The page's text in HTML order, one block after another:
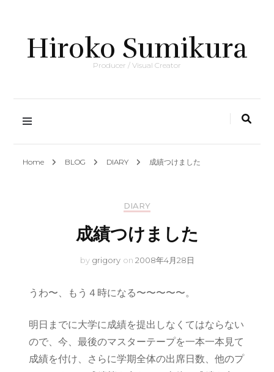
Hiroko Sumikura
Producer / Visual Creator
Home BLOG DIARY 成績つけました
DIARY
成績つけました
by grigory on 2008年4月28日
うわ〜、もう４時になる〜〜〜〜〜。
明日までに大学に成績を提出しなくてはならない
ので、今、最後のマスターテープを一本一本見て
成績を付け、さらに学期全体の出席日数、他のプ